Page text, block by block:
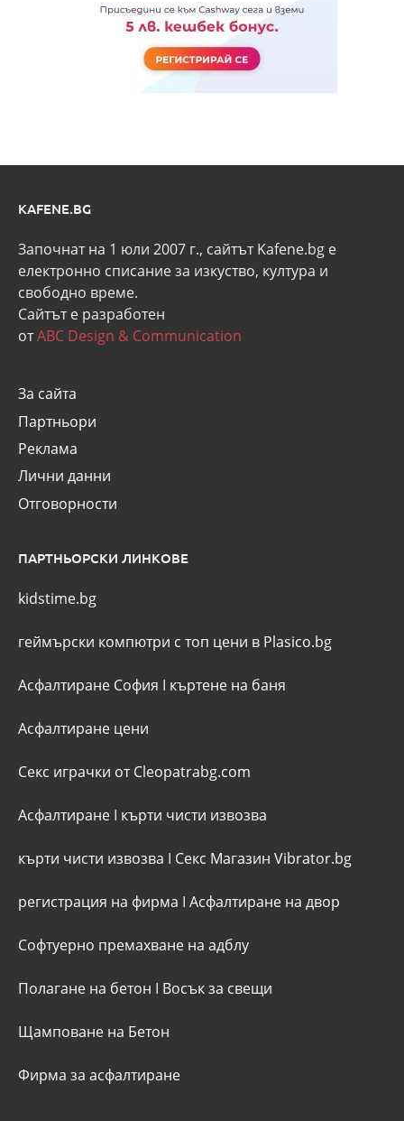
KAFENE.BG
Започнат на 1 юли 2007 г., сайтът Kafene.bg e
eлектронно списание за изкуство, култура и
свободно време.
Сайтът е разработен
отABC Design & Communication
За сайта
Партньори
Реклама
Лични данни
Отговорности
ПАРТНЬОРСКИ ЛИНКОВЕ
kidstime.bg
геймърски компютри с топ цени в Plasico.bg
Асфалтиране София I къртене на баня
Асфалтиране цени
Секс играчки от Cleopatrabg.com
Асфалтиране I кърти чисти извозва
кърти чисти извозва I Секс Магазин Vibrator.bg
регистрация на фирма I Асфалтиране на двор
Софтуерно премахване на адблу
Полагане на бетон I Восък за свещи
Щамповане на Бетон
Фирма за асфалтиране